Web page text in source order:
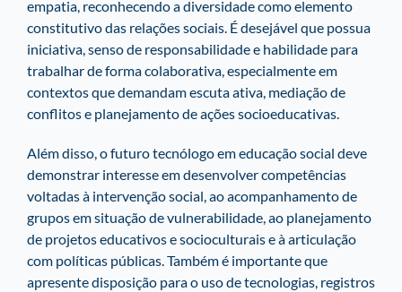
empatia, reconhecendo a diversidade como elemento
constitutivo das relações sociais. É desejável que possua
iniciativa, senso de responsabilidade e habilidade para
trabalhar de forma colaborativa, especialmente em
contextos que demandam escuta ativa, mediação de
conflitos e planejamento de ações socioeducativas.
Além disso, o futuro tecnólogo em educação social deve
demonstrar interesse em desenvolver competências
voltadas à intervenção social, ao acompanhamento de
grupos em situação de vulnerabilidade, ao planejamento
de projetos educativos e socioculturais e à articulação
com políticas públicas. Também é importante que
apresente disposição para o uso de tecnologias, registros